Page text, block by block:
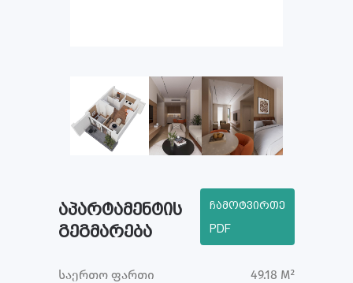
აპარტამენტის
გეგმარება
ჩამოტვირთე
PDF
საერთო ფართი 49.18 M²